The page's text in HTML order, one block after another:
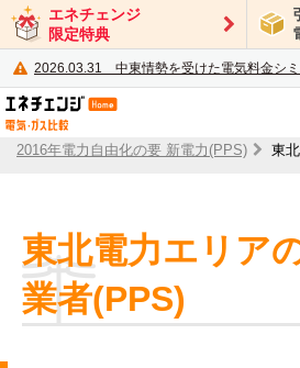
エネチェンジ
限定特典
2026.03.31
電力・ガス比較サイ
2016年電力自由化の要 新電力(PPS) 東
東北電力エリア
業者(PPS)